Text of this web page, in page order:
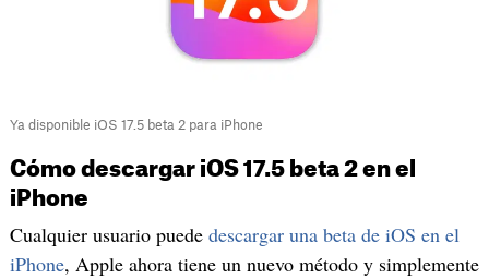
Ya disponible iOS 17.5 beta 2 para iPhone
Cómo descargar iOS 17.5 beta 2 en el
iPhone
Cualquier usuario puede descargar una beta de iOS en el
iPhone, Apple ahora tiene un nuevo método y simplemente